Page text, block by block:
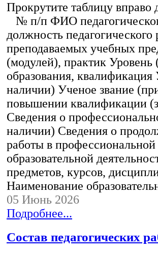
Прокрутите таблицу вправо
№ п/п ФИО
должность
преподаваемых учебных
(модулей), практик
образования,
наличии) Ученое звание
повышении квалификации
Сведения о
наличии) Сведения о
работы в
образовательной
предметов, курсов,
Наименование
05 Июнь 2026
Подробнее...
Состав педагогических